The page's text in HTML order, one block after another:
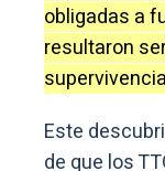
obligadas a
resultaron
Este
de que los